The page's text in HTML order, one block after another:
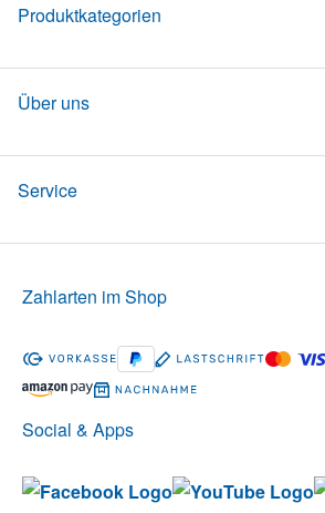
Produktkategorien
Über uns
Service
Social & Apps
Zahlarten im Shop